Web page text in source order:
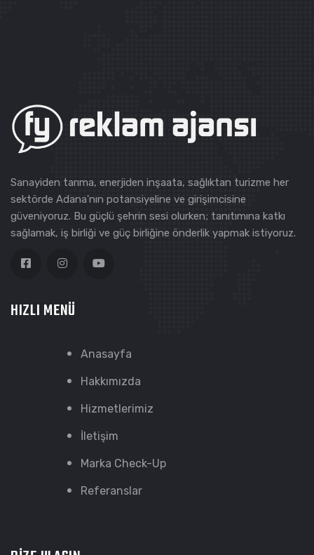
Sanayiden tarıma, enerjiden inşaata, sağlıktan turizme her
sektörde Adana'nın potansiyeline ve girişimcisine
güveniyoruz. Bu güçlü şehrin sesi olurken; tanıtımına katkı
sağlamak, iş birliği ve güç birliğine önderlik yapmak istiyoruz.
HIZLI MENÜ
Anasayfa
Hakkımızda
Hizmetlerimiz
İletişim
Marka Check-Up
Referanslar